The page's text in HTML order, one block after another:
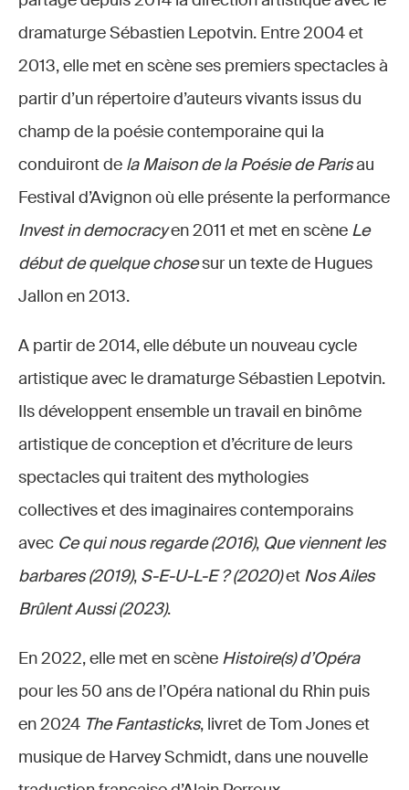
dramaturge Sébastien Lepotvin. Entre 2004 et
2013, elle met en scène ses premiers spectacles à
partir d’un répertoire d’auteurs vivants issus du
champ de la poésie contemporaine qui la
conduiront de la Maison de la Poésie de Parisau
Festival d’Avignon où elle présente la performance
Invest in democracyen 2011 et met en scène Le
début de quelque chosesur un texte de Hugues
Jallon en 2013.
A partir de 2014, elle débute un nouveau cycle
artistique avec le dramaturge Sébastien Lepotvin.
Ils développent ensemble un travail en binôme
artistique de conception et d’écriture de leurs
spectacles qui traitent des mythologies
collectives et des imaginaires contemporains
avec Ce qui nous regarde (2016), Que viennent les
barbares (2019), S-E-U-L-E ? (2020)et Nos Ailes
Brûlent Aussi (2023).
En 2022, elle met en scène Histoire(s) d’Opéra
pour les 50 ans de l’Opéra national du Rhin puis
en 2024 The Fantasticks, livret de Tom Jones et
musique de Harvey Schmidt, dans une nouvelle